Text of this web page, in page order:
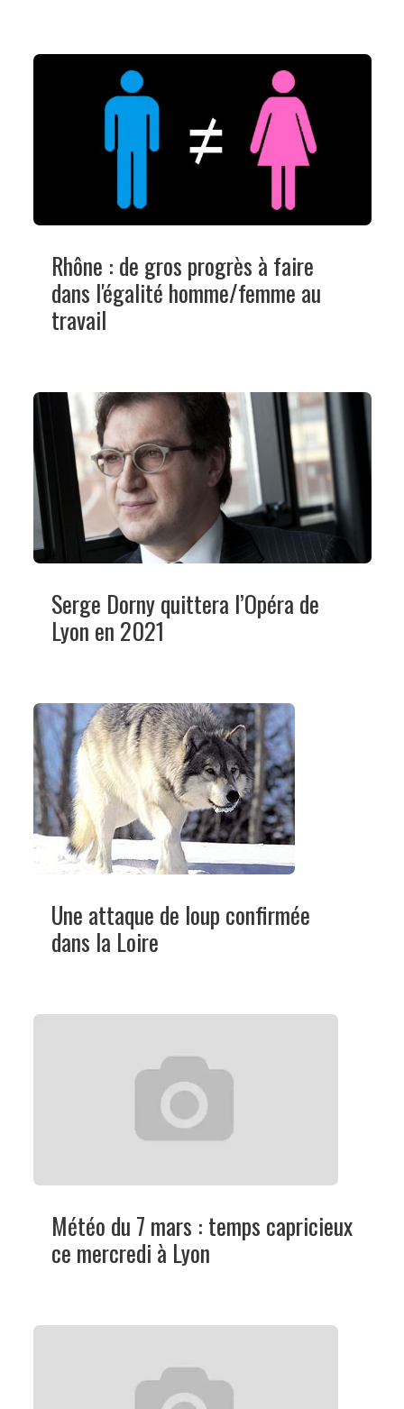
Rhône : de gros progrès à faire
dans l'égalité homme/femme au
travail
Serge Dorny quittera l’Opéra de
Lyon en 2021
Une attaque de loup confirmée
dans la Loire
Météo du 7 mars : temps capricieux
ce mercredi à Lyon